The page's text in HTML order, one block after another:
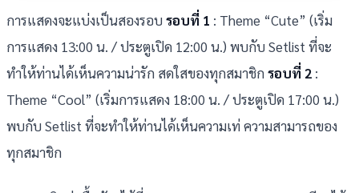
การแสดงจะแบ่งเป็นสองรอบ รอบที่ 1 : Theme “Cute” (เริ่ม
การแสดง 13:00 น. / ประตูเปิด 12:00 น.) พบกับ Setlist ที่จะ
ทำให้ท่านได้เห็นความน่ารัก สดใสของทุกสมาชิก รอบที่ 2 :
Theme “Cool” (เริ่มการแสดง 18:00 น. / ประตูเปิด 17:00 น.)
พบกับ Setlist ที่จะทำให้ท่านได้เห็นความเท่ ความสามารถของ
ทุกสมาชิก